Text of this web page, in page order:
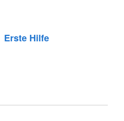
Erste Hilfe